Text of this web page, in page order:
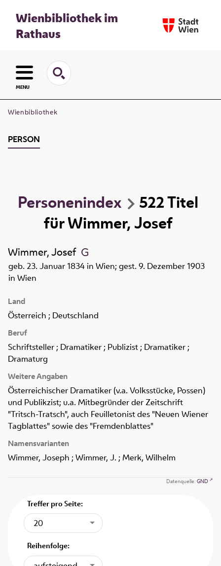
Wienbibliothek im
Rathaus
MENU
Wienbibliothek
PERSON
Personenindex 522Titel
fürWimmer, Josef
Wimmer, Josef
geb. 23. Januar 1834 in Wien; gest. 9. Dezember 1903
in Wien
Land
Österreich ; Deutschland
Beruf
Schriftsteller ; Dramatiker ; Publizist ; Dramatiker ;
Dramaturg
Weitere Angaben
Österreichischer Dramatiker (v.a. Volksstücke, Possen)
und Publikzist; u.a. Mitbegründer der Zeitschrift
"Tritsch-Tratsch", auch Feuilletonist des "Neuen Wiener
Tagblattes" sowie des "Fremdenblattes"
Namensvarianten
Wimmer, Joseph ; Wimmer, J. ; Merk, Wilhelm
Datenquelle: GND
Treffer pro Seite:
20
Reihenfolge: